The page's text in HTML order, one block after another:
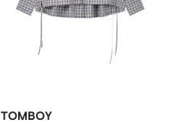
TOMBOY